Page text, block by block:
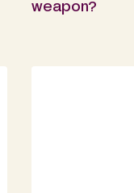
weapon?